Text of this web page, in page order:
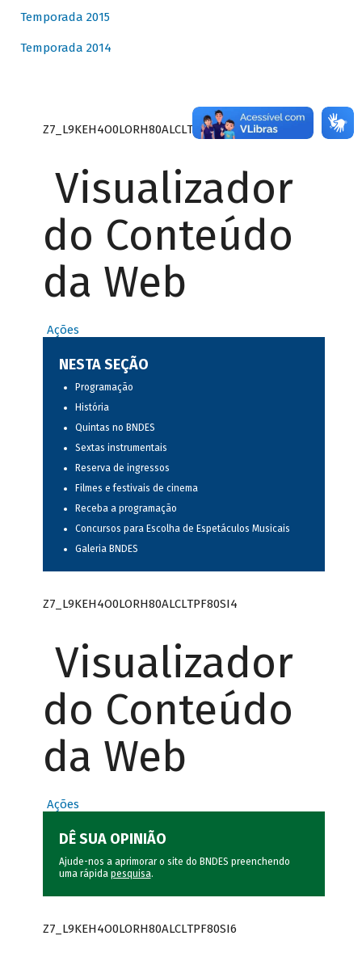
Temporada 2015
Temporada 2014
Z7_L9KEH4O0LORH80ALCLTPF80S27
Visualizador
do Conteúdo
da Web
Ações
NESTA SEÇÃO
Programação
História
Quintas no BNDES
Sextas instrumentais
Reserva de ingressos
Filmes e festivais de cinema
Receba a programação
Concursos para Escolha de Espetáculos Musicais
Galeria BNDES
Z7_L9KEH4O0LORH80ALCLTPF80SI4
Visualizador
do Conteúdo
da Web
Ações
DÊ SUA OPINIÃO
Ajude-nos a aprimorar o site do BNDES preenchendo
uma rápida pesquisa.
Z7_L9KEH4O0LORH80ALCLTPF80SI6